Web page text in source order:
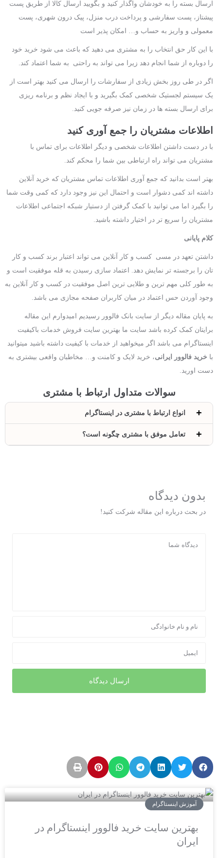
ارسال بسته را به خودشان واگذار کنید و بگویید ارسال کالا از طریق پست
پیشتاز، پست سفارشی و پرداخت درب منزل، پیک درون شهری، پست
معمولی و واریز به حساب و… امکان پذیر است
با این کار حق انتخاب را به مشتری می دهید که باعث می شود خرید خود
را دوباره از شما انجام دهد زیرا می تواند به راحتی به شما اعتماد کند.
اگر در طی روز بخش زیادی از سفارشات را ارسال می کنید بهتر است از
یک سیستم لجستیک شخصی کمک بگیرید و با ایجاد نظم و برنامه ریزی
برای ارسال بسته ها در زمان نیز صرفه جویی کنید.
اطلاعات مشتریان را جمع آوری کنید
با در دست داشتن اطلاعات شخصی و دیگر اطلاعات برای تماس با
مشتریان می تواند راه ارتباطی بین شما را محکم کند.
بهتر است بدانید که جمع آوری اطلاعات تماس مشتریان که خرید آنلاین
داشته اند کمی دشوار است و احتمال این نیز وجود دارد که کمی وقت شما
را بگیرد اما می توانید با کمک گرفتن از دستیار شبکه اجتماعی اطلاعات
مشتریان را سریع تر در اختیار داشته باشید.
کلام پایانی
داشتن تعهد در مسی کسب و کار آنلاین می تواند اعتبار برند کسب و کار
تان را برجسته تر نمایش دهد. اعتماد سازی رسیدن به قله موفقیت است و
به طور کلی مهم ترین و طلایی ترین اصل موفقیت در کسب و کار آنلاین به
وجود آوردن حس اعتماد در میان کاربران صفحه مجازی می باشد.
به پایان مقاله دیگر از سایت بانک فالوور رسیدیم امیدوارم این مقاله
برایتان کمک کرده باشد سایت ما بهترین سایت فروش خدمات باکیفیت
اینستاگرام می باشد اگر میخواهید از خدمات با کیفیت داشته باشید میتوانید
با خرید فالوور ایرانی، خرید لایک و کامنت و… مخاطبان واقعی بیشتری به
دست اورید.
سوالات متداول ارتباط با مشتری
انواع ارتباط با مشتری در اینستاگرام
تعامل موفق با مشتری چگونه است؟
بدون دیدگاه
در بحث درباره این مقاله شرکت کنید!
آموزش اینستاگرام
بهترین سایت خرید فالوور اینستاگرام در
ایران